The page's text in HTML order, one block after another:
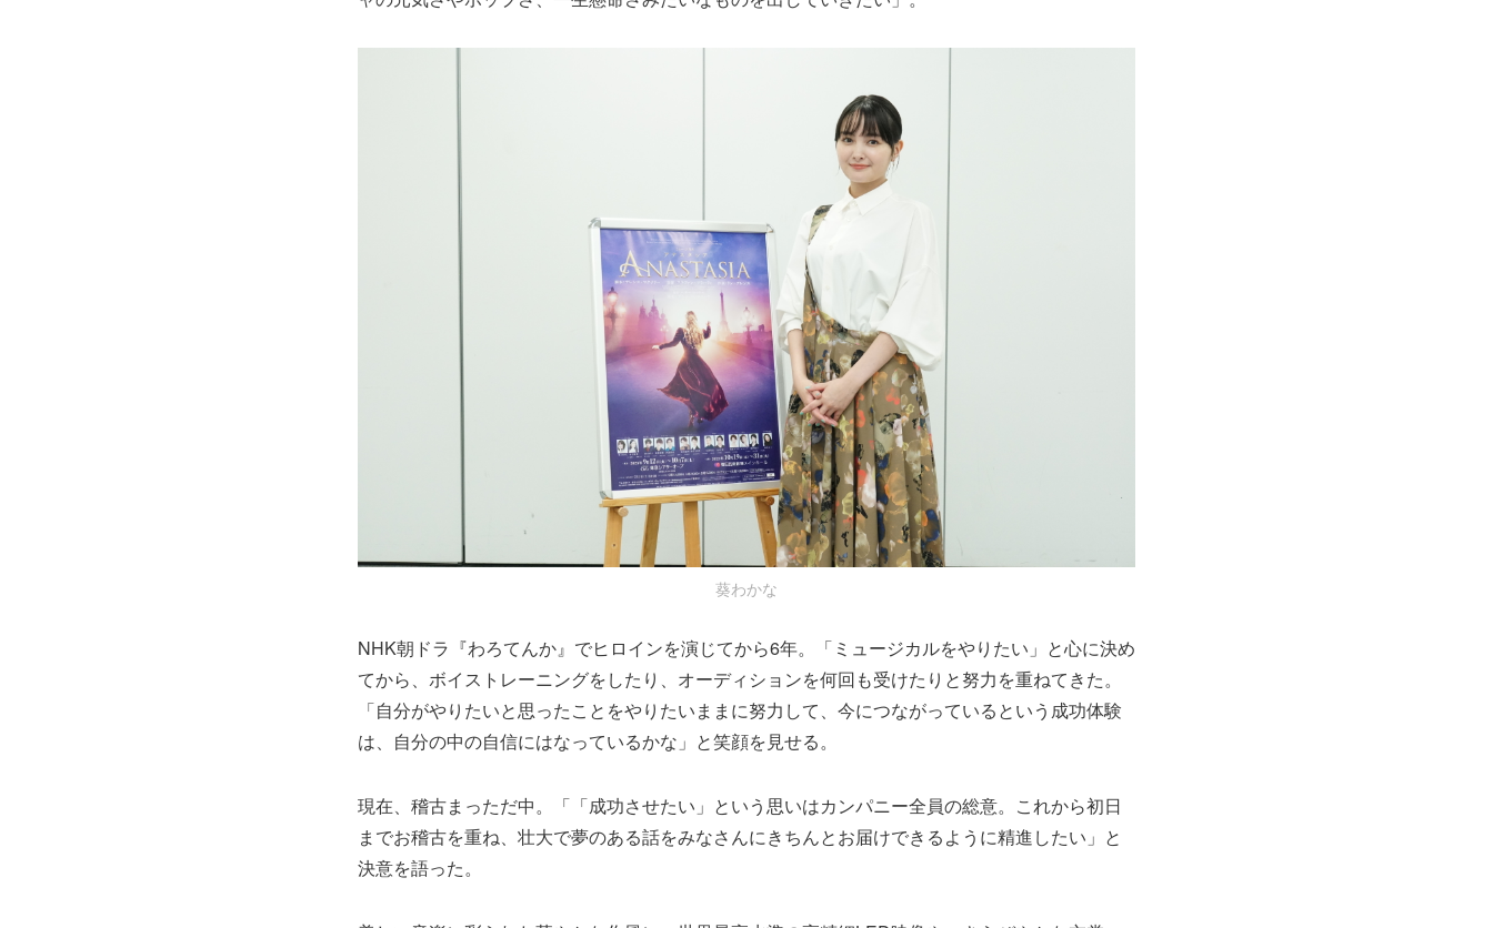
葵わかな
NHK朝ドラ『わろてんか』でヒロインを演じてから6年。「ミュージカルをやりたい」と心に決め
てから、ボイストレーニングをしたり、オーディションを何回も受けたりと努力を重ねてきた。
「自分がやりたいと思ったことをやりたいままに努力して、今につながっているという成功体験
は、自分の中の自信にはなっているかな」と笑顔を見せる。
現在、稽古まっただ中。「「成功させたい」という思いはカンパニー全員の総意。これから初日
までお稽古を重ね、壮大で夢のある話をみなさんにきちんとお届けできるように精進したい」と
決意を語った。